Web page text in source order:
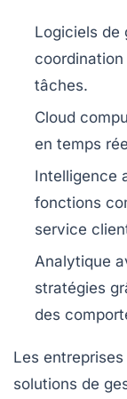
Logiciels de
tâches.
Cloud
en temps
Intelligence
fonctions
service
Analytique
stratégies
des
Les
solutions de